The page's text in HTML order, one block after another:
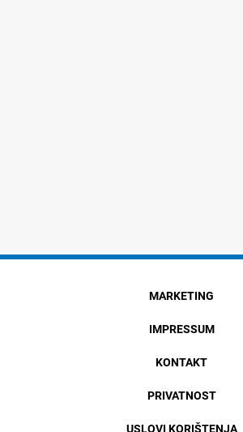
MARKETING
IMPRESSUM
KONTAKT
PRIVATNOST
USLOVI KORIŠTENJA